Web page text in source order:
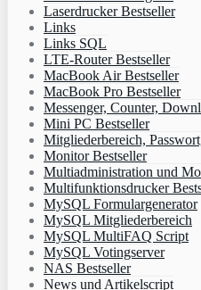
Laserdrucker Bestseller
Links
Links SQL
LTE-Router Bestseller
MacBook Air Bestseller
MacBook Pro Bestseller
Messenger, Counter,
Mini PC Bestseller
Mitgliederbereich,
Monitor Bestseller
Multiadministration und
Multifunktionsdrucker
MySQL Formulargenerator
MySQL Mitgliederbereich
MySQL MultiFAQ Script
MySQL Votingserver
NAS Bestseller
News und Artikelscript